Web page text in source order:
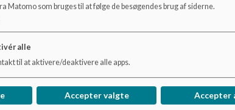
Matomo som bruges til at følge de besøgendes brug af siderne.
alle
til at aktivere/deaktivere alle apps.
Accepter valgte Accepter